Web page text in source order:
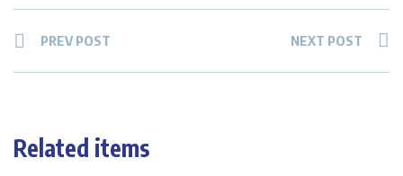
PREV POST NEXT POST
Related items